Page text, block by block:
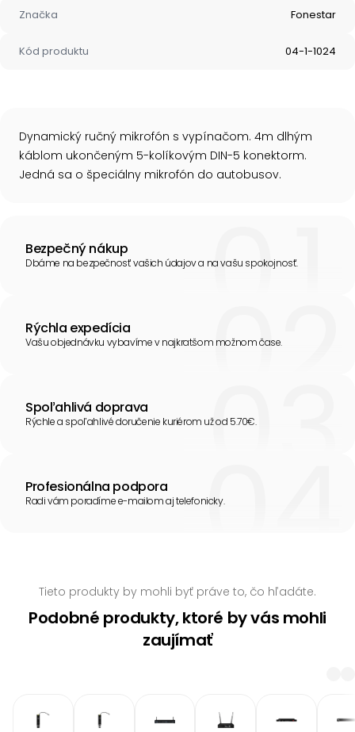
Značka Fonestar
Kód produktu 04-1-1024
Dynamický ručný mikrofón s vypínačom. 4m dlhým
káblom ukončeným 5-kolíkovým DIN-5 konektorm.
Jedná sa o špeciálny mikrofón do autobusov.
Bezpečný nákup
Dbáme na bezpečnosť vašich údajov a na vašu spokojnosť.
Rýchla expedícia
Vašu objednávku vybavíme v najkratšom možnom čase.
Spoľahlivá doprava
Rýchle a spoľahlivé doručenie kuriérom už od 5.70€.
Profesionálna podpora
Radi vám poradíme e-mailom aj telefonicky.
Tieto produkty by mohli byť práve to, čo hľadáte.
Podobné produkty, ktoré by vás mohli
zaujímať